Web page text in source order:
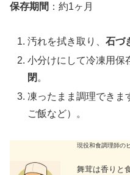
保存期間 ：約1ヶ月
汚れを拭き取り、石づ
小分けにして冷凍用保
閉 。
凍ったまま調理できま
ご飯など）。
現役和食調理師の
舞茸は香りと